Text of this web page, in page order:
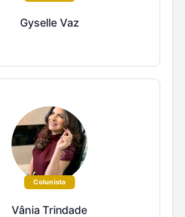
Gyselle Vaz
Colunista
Vânia Trindade